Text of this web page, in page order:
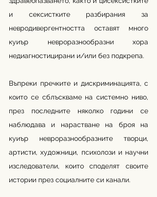
и сексистките разбирания за
невродивергентността оставят много
куиър невроразнообразни хора
недиагностицирани и/или без подкрепа.
Въпреки пречките и дискриминацията, с
които се сблъскваме на системно ниво,
през последните няколко години се
наблюдава и нарастване на броя на
куиър невроразнообразните творци,
артисти, художници, психолози и научни
изследователи, които споделят своите
истории през социалните си канали.